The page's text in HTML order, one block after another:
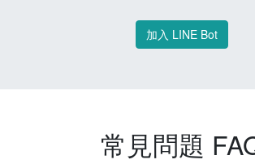
加入 LINE Bot
常見問題